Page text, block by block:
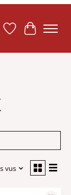
Liste dePanier
vus